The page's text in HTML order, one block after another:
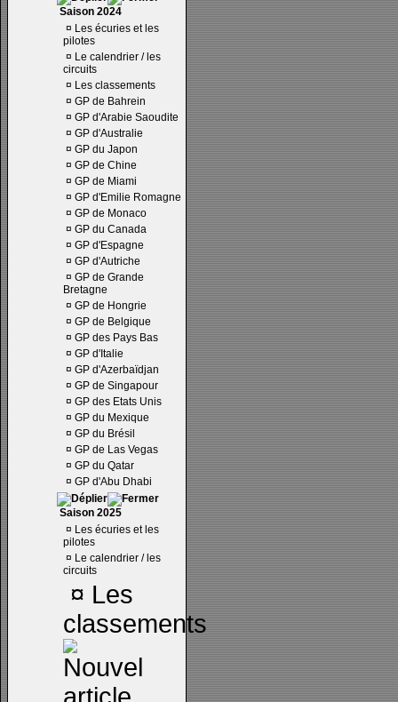
Saison 2024
¤ Les écuries et les
pilotes
¤ Le calendrier / les
circuits
¤ Les classements
¤ GP de Bahrein
¤ GP d'Arabie Saoudite
¤ GP d'Australie
¤ GP du Japon
¤ GP de Chine
¤ GP de Miami
¤ GP d'Emilie Romagne
¤ GP de Monaco
¤ GP du Canada
¤ GP d'Espagne
¤ GP d'Autriche
¤ GP de Grande
Bretagne
¤ GP de Hongrie
¤ GP de Belgique
¤ GP des Pays Bas
¤ GP d'Italie
¤ GP d'Azerbaïdjan
¤ GP de Singapour
¤ GP des Etats Unis
¤ GP du Mexique
¤ GP du Brésil
¤ GP de Las Vegas
¤ GP du Qatar
¤ GP d'Abu Dhabi
Saison 2025
¤ Les écuries et les
pilotes
¤ Le calendrier / les
circuits
¤ Les
classements